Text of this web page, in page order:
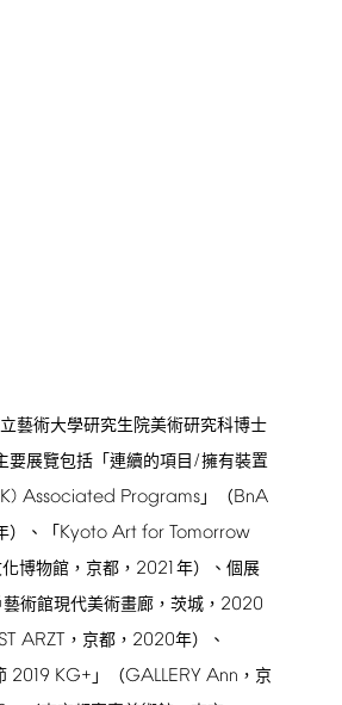
藝術大學研究生院美術研究科博士
展覽包括「連續的項目 /擁有裝置
Associated Programs」（BnA
）、「 Kyoto Art for Tomorrow
博物館，京都， 2021年）、個展
術館現代美術畫廊，茨城， 2020
ARZT ，京都， 2020年）、
2019 KG+ 」（GALLERY Ann ，京